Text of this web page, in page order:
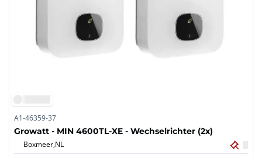
A1-46359-37
Growatt - MIN 4600TL-XE - Wechselrichter (2x)
Boxmeer,NL